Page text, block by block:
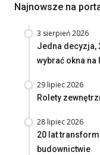
Najnowsze na
3 sierpień 2026
Jedna decyzja,
wybrać okna na
29 lipiec 2026
Rolety
28 lipiec 2026
20 lat
budownictwie